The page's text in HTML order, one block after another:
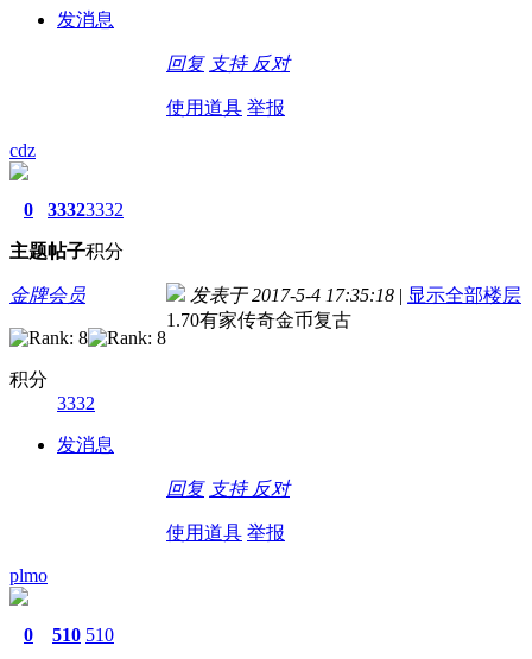
发消息
回复 支持 反对
使用道具 举报
cdz
0
主题
3332
帖子
3332
积分
金牌会员
积分
3332
发消息
发表于 2017-5-4 17:35:18 | 显示全部楼层
1.70有家传奇金币复古
回复 支持 反对
使用道具 举报
plmo
0 510 510